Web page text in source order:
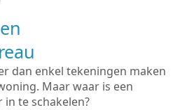
dan enkel tekeningen maken
Maar waar is een
te schakelen?